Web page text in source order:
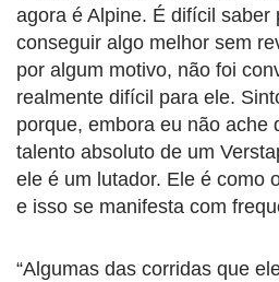
agora é Alpine. É difícil saber
conseguir algo melhor sem
por algum motivo, não foi
realmente difícil para ele.
porque, embora eu não ache
talento absoluto de um
ele é um lutador. Ele é
e isso se manifesta com
“Algumas das corridas que